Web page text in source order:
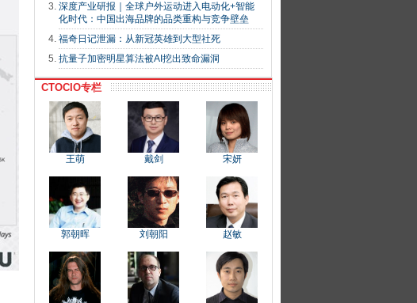
深度产业研报｜全球户外运动进入电动化+智能
化时代：中国出海品牌的品类重构与竞争壁垒
福奇日记泄漏：从新冠英雄到大型社死
抗量子加密明星算法被AI挖出致命漏洞
CTOCIO专栏
王萌 戴剑 宋妍
郭朝晖 刘朝阳 赵敏